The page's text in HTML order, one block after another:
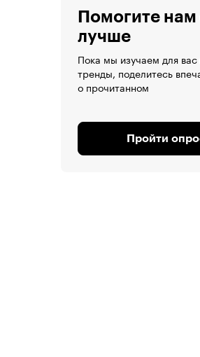
Помогите нам
лучше
Пока мы изучаем для
тренды, поделитесь
о прочитанном
Пройти